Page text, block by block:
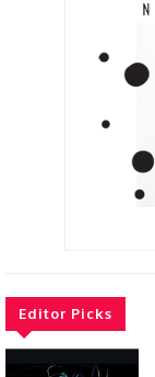
Editor Picks